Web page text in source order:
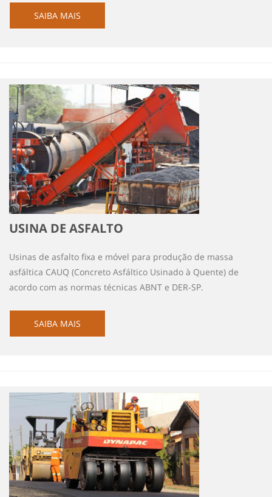
SAIBA MAIS
USINA DE ASFALTO
Usinas de asfalto fixa e móvel para produção de massa
asfáltica CAUQ (Concreto Asfáltico Usinado à Quente) de
acordo com as normas técnicas ABNT e DER-SP.
SAIBA MAIS